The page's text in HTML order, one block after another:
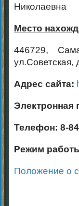
Николаевна
Место
446729,
ул.Советская,
Адрес сайта:
Электронная
Телефон: 8-
Режим
Положение о